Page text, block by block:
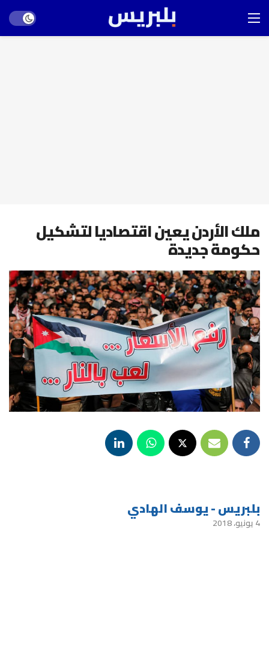
mode
ملك الأردن يعين اقتصاديا لتشكيل
حكومة جديدة
بلبريس - يوسف الهادي
4 يونيو، 2018